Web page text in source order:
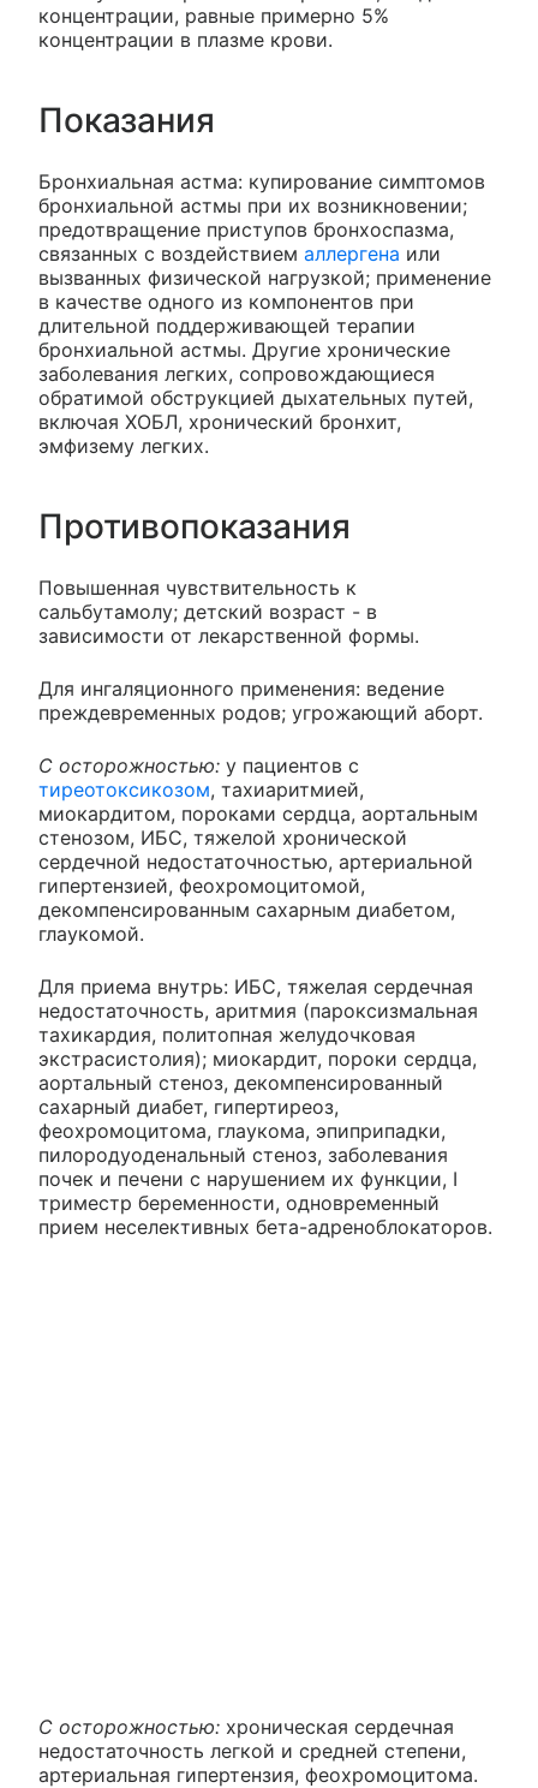
концентрации, равные примерно 5%
концентрации в плазме крови.
Показания
Бронхиальная астма: купирование симптомов
бронхиальной астмы при их возникновении;
предотвращение приступов бронхоспазма,
связанных с воздействием аллергена или
вызванных физической нагрузкой; применение
в качестве одного из компонентов при
длительной поддерживающей терапии
бронхиальной астмы. Другие хронические
заболевания легких, сопровождающиеся
обратимой обструкцией дыхательных путей,
включая ХОБЛ, хронический бронхит,
эмфизему легких.
Противопоказания
Повышенная чувствительность к
сальбутамолу; детский возраст - в
зависимости от лекарственной формы.
Для ингаляционного применения: ведение
преждевременных родов; угрожающий аборт.
С осторожностью: у пациентов с
тиреотоксикозом, тахиаритмией,
миокардитом, пороками сердца, аортальным
стенозом, ИБС, тяжелой хронической
сердечной недостаточностью, артериальной
гипертензией, феохромоцитомой,
декомпенсированным сахарным диабетом,
глаукомой.
Для приема внутрь: ИБС, тяжелая сердечная
недостаточность, аритмия (пароксизмальная
тахикардия, политопная желудочковая
экстрасистолия); миокардит, пороки сердца,
аортальный стеноз, декомпенсированный
сахарный диабет, гипертиреоз,
феохромоцитома, глаукома, эпиприпадки,
пилородуоденальный стеноз, заболевания
почек и печени с нарушением их функции, I
триместр беременности, одновременный
прием неселективных бета-адреноблокаторов.
С осторожностью: хроническая сердечная
недостаточность легкой и средней степени,
артериальная гипертензия, феохромоцитома.